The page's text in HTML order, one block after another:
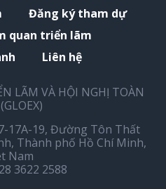
Đăng ký tham dự
quan triển lãm
Liên hệ
LÃM VÀ HỘI NGHỊ TOÀN
17A-19, Đường Tôn Thất
Thành phố Hồ Chí Minh,
Nam
3622 2588